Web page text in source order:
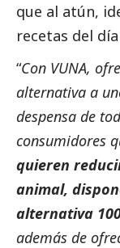
que al atún,
recetas del
“Con VUNA,
alternativa a
despensa de
consumidores
quieren
animal,
alternativa
además de